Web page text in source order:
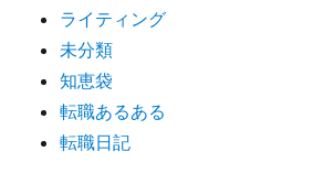
ライティング
未分類
知恵袋
転職あるある
転職日記